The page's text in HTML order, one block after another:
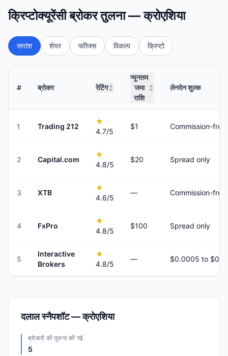
क्रिप्टोक्यूरेंसी ब्रोकर तुलना — क्रोएशिया
सारांश शेयर फॉरेक्स विकल्प क्रिप्टो
# ब्रोकर रेटिंग↕
न्यूनतम
जमा
राशि
↕ लेनदेन शुल्क
1 Trading 212
★
4.7/5
$1 Commission-free
2 Capital.com
★
4.8/5
$20 Spread only
3 XTB
★
4.6/5
— Commission-
4 FxPro
★
4.8/5
$100 Spread only
5
Interactive
Brokers
★
4.8/5
—
दलाल स्नैपशॉट — क्रोएशिया
ब्रोकरों की तुलना की गई
5